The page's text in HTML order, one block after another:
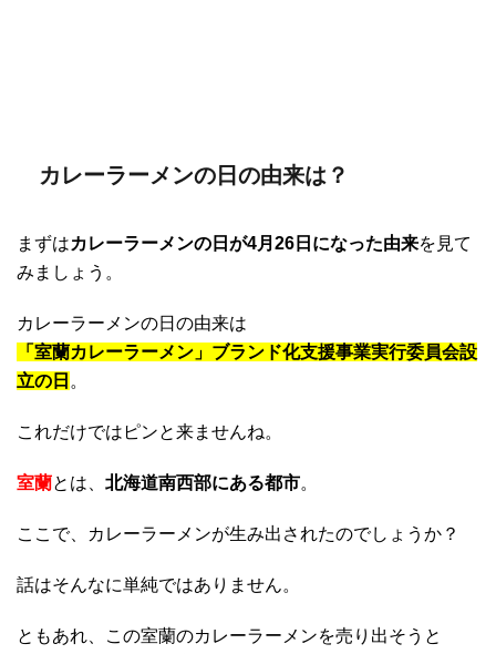
カレーラーメンの日の由来は？
まずはカレーラーメンの日が4月26日になった由来を見て
みましょう。
カレーラーメンの日の由来は
「室蘭カレーラーメン」ブランド化支援事業実行委員会設
立の日 。
これだけではピンと来ませんね。
室蘭とは、 北海道南西部にある都市。
ここで、カレーラーメンが生み出されたのでしょうか？
話はそんなに単純ではありません。
ともあれ、この室蘭のカレーラーメンを売り出そうと